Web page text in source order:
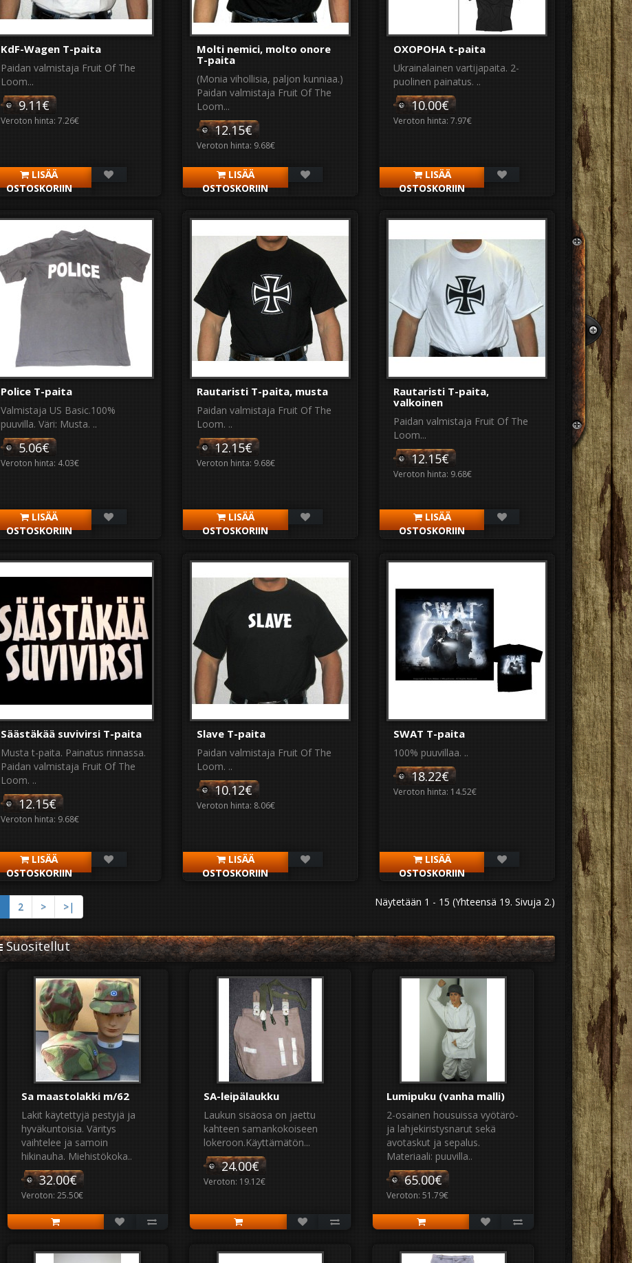
KdF-Wagen T-paita
Paidan valmistaja Fruit Of The
Loom...
9.11€
Veroton hinta: 7.26€
LISÄÄ
OSTOSKORIIN
Molti nemici, molto onore
T-paita
(Monia vihollisia, paljon kunniaa.)
Paidan valmistaja Fruit Of The
Loom...
12.15€
Veroton hinta: 9.68€
LISÄÄ
OSTOSKORIIN
OXOPOHA t-paita
Ukrainalainen vartijapaita. 2-
puolinen painatus. ..
10.00€
Veroton hinta: 7.97€
LISÄÄ
OSTOSKORIIN
Police T-paita
Valmistaja US Basic.100%
puuvilla. Väri: Musta. ..
5.06€
Veroton hinta: 4.03€
LISÄÄ
OSTOSKORIIN
Rautaristi T-paita, musta
Paidan valmistaja Fruit Of The
Loom. ..
12.15€
Veroton hinta: 9.68€
LISÄÄ
OSTOSKORIIN
Rautaristi T-paita,
valkoinen
Paidan valmistaja Fruit Of The
Loom...
12.15€
Veroton hinta: 9.68€
LISÄÄ
OSTOSKORIIN
Säästäkää suvivirsi T-paita
Musta t-paita. Painatus rinnassa.
Paidan valmistaja Fruit Of The
Loom. ..
12.15€
Veroton hinta: 9.68€
LISÄÄ
OSTOSKORIIN
Slave T-paita
Paidan valmistaja Fruit Of The
Loom. ..
10.12€
Veroton hinta: 8.06€
LISÄÄ
OSTOSKORIIN
SWAT T-paita
100% puuvillaa. ..
18.22€
Veroton hinta: 14.52€
LISÄÄ
OSTOSKORIIN
2 > >| Näytetään 1 - 15 (Yhteensä 19. Sivuja 2.)
Suositellut
Sa maastolakki m/62
Lakit käytettyjä pestyjä ja
hyväkuntoisia. Väritys
vaihtelee ja samoin
hikinauha. Miehistökoka..
32.00€
Veroton: 25.50€
SA-leipälaukku
Laukun sisäosa on jaettu
kahteen samankokoiseen
lokeroon.Käyttämätön...
24.00€
Veroton: 19.12€
Lumipuku (vanha malli)
2-osainen housuissa vyötärö-
ja lahjekiristysnarut sekä
avotaskut ja sepalus.
Materiaali: puuvilla..
65.00€
Veroton: 51.79€